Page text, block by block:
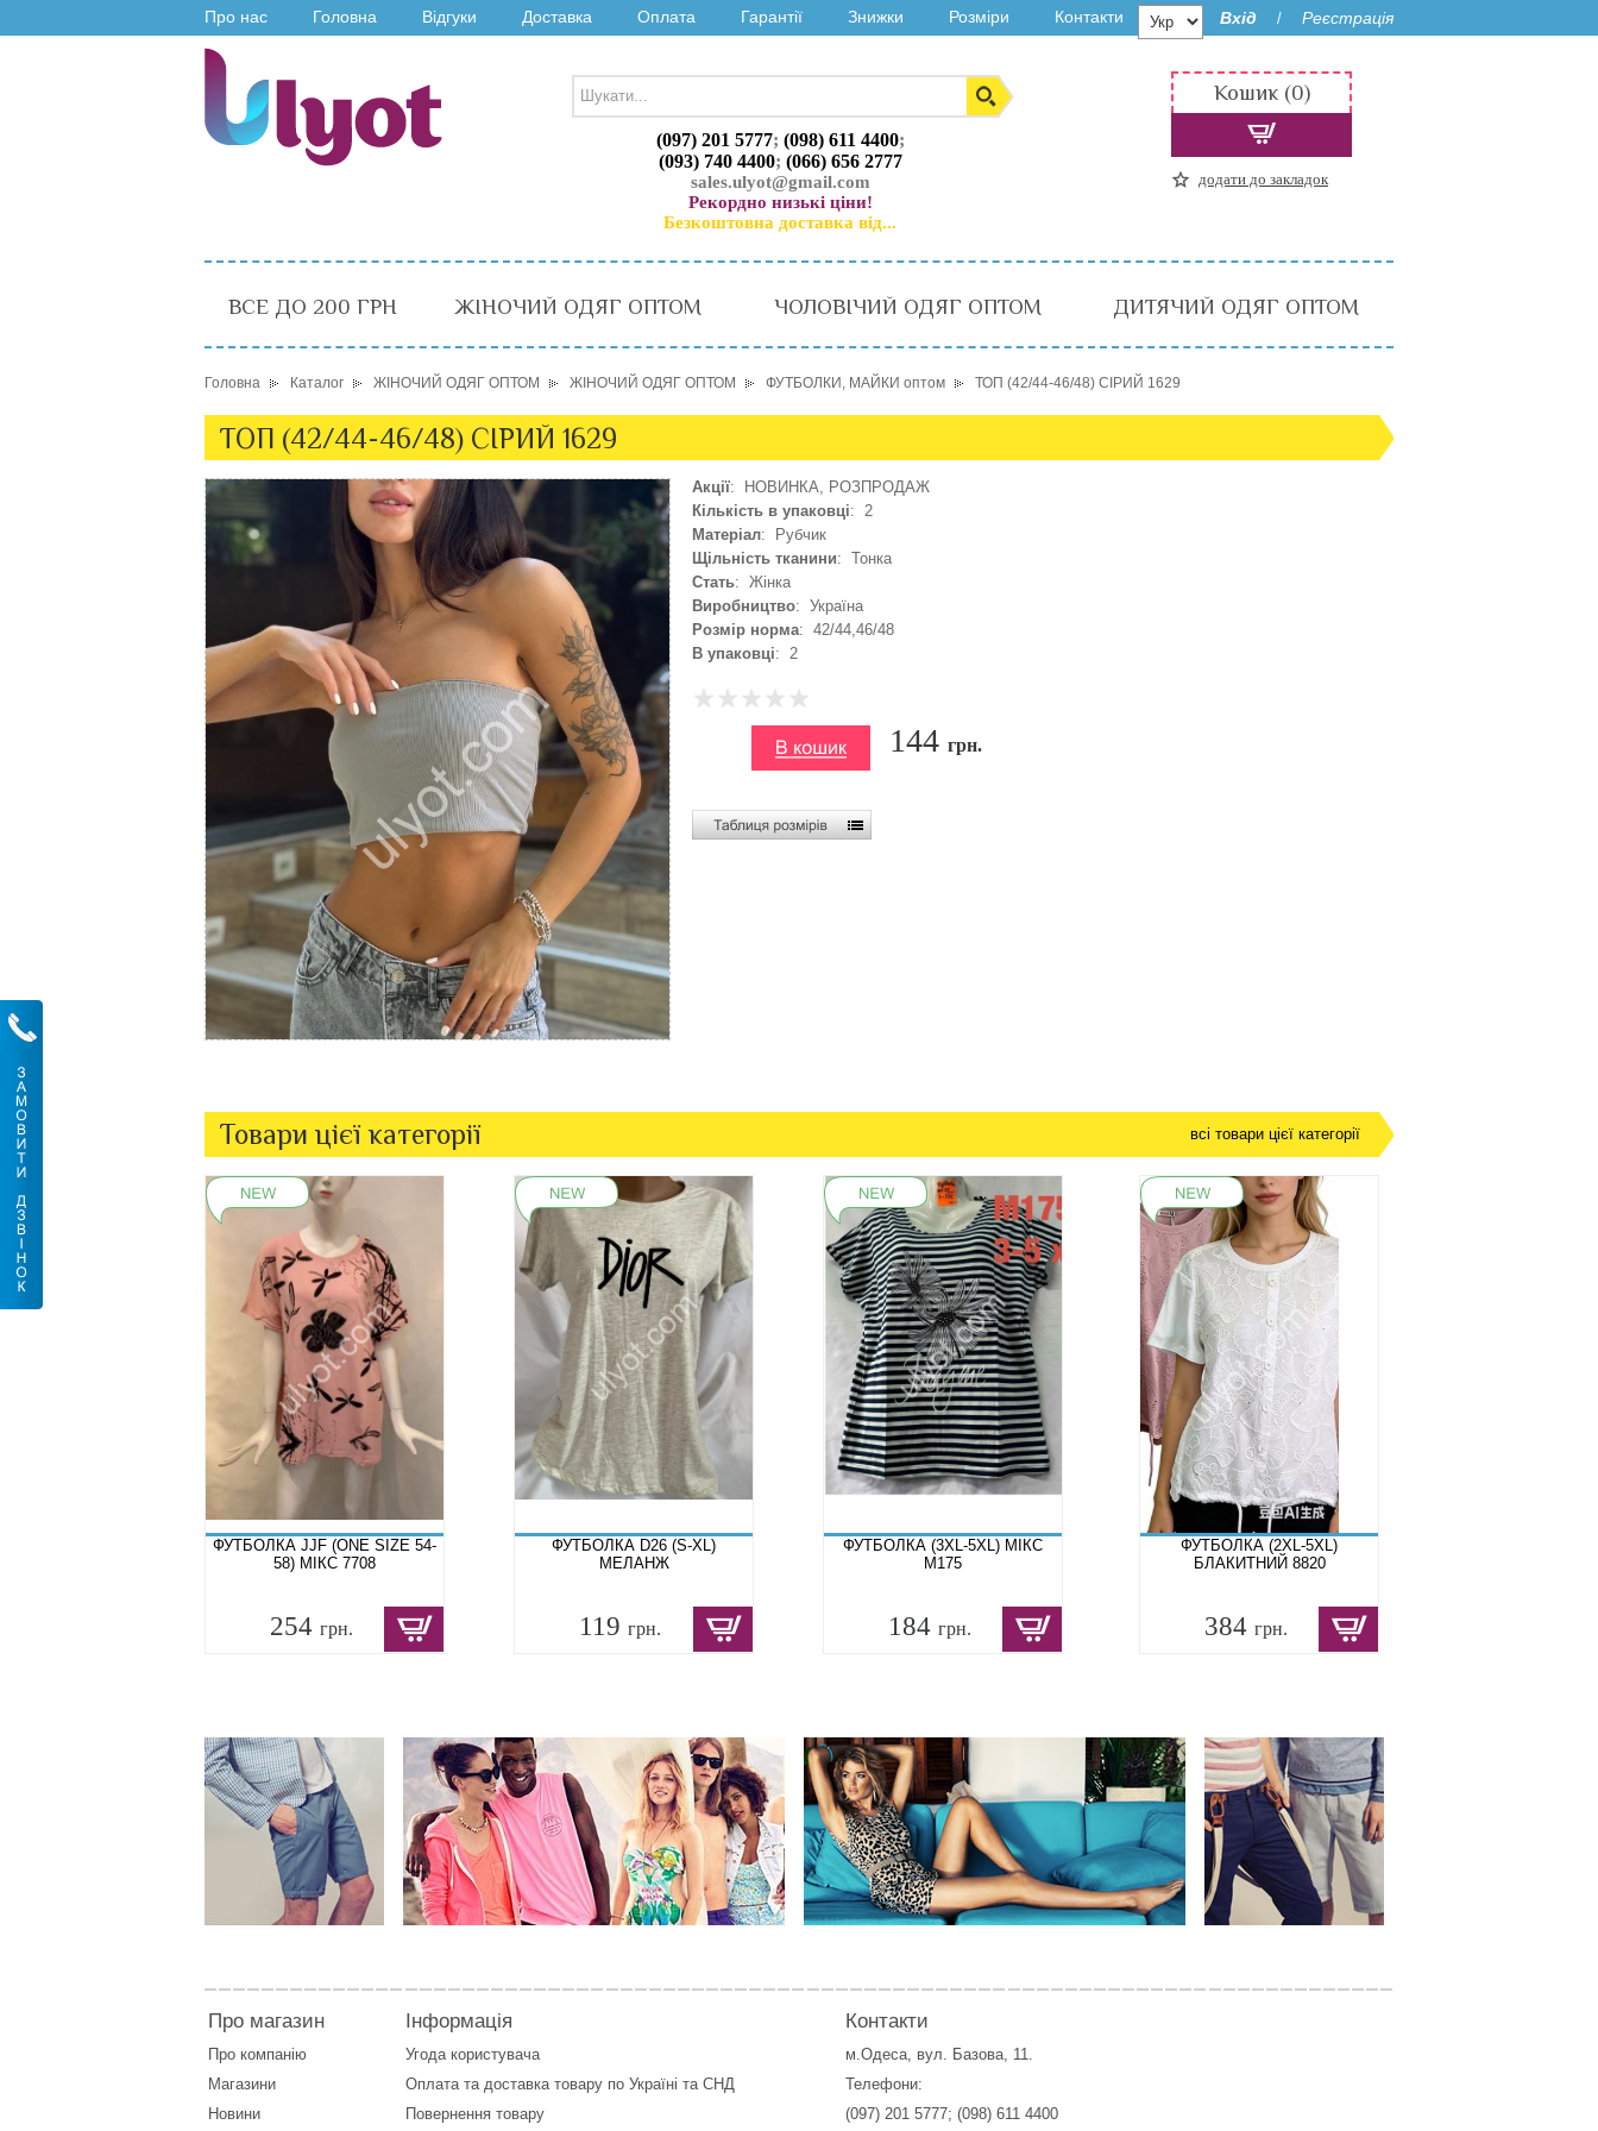
Про нас Головна Відгуки Доставка Оплата Гарантії Знижки Розміри Контакти Вхід / Реєстрація
(097) 201 5777; (098) 611 4400;
(093) 740 4400; (066) 656 2777
sales.ulyot@gmail.com
Рекордно низькі ціни!
Безкоштовна доставка від...
Кошик (0)
додати до закладок
ВСЕ ДО 200 ГРН ЖІНОЧИЙ ОДЯГ ОПТОМ ЧОЛОВІЧИЙ ОДЯГ ОПТОМ ДИТЯЧИЙ ОДЯГ ОПТОМ
Головна Каталог ЖІНОЧИЙ ОДЯГ ОПТОМ ЖІНОЧИЙ ОДЯГ ОПТОМ ФУТБОЛКИ, МАЙКИ оптом ТОП (42/44-46/48) СІРИЙ 1629
ТОП (42/44-46/48) СІРИЙ 1629
Акції: НОВИНКА, РОЗПРОДАЖ
Кількість в упаковці: 2
Матеріал: Рубчик
Щільність тканини: Тонка
Стать: Жінка
Виробництво: Україна
Розмір норма: 42/44,46/48
В упаковці: 2
144 грн.
Товари цієї категорії всі товари цієї категорії
ФУТБОЛКА JJF (ONE SIZE 54-
58) МІКС 7708
254 грн.
ФУТБОЛКА D26 (S-XL)
МЕЛАНЖ
119 грн.
ФУТБОЛКА (3XL-5XL) МІКС
M175
184 грн.
ФУТБОЛКА (2XL-5XL)
БЛАКИТНИЙ 8820
384 грн.
Про магазин
Про компанію
Магазини
Новини
Інформація
Угода користувача
Оплата та доставка товару по Україні та СНД
Повернення товару
Контакти
м.Одеса, вул. Базова, 11.
Телефони:
(097) 201 5777; (098) 611 4400